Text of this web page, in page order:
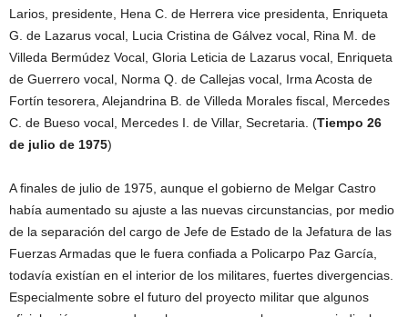
Larios, presidente, Hena C. de Herrera vice presidenta, Enriqueta
G. de Lazarus vocal, Lucia Cristina de Gálvez vocal, Rina M. de
Villeda Bermúdez Vocal, Gloria Leticia de Lazarus vocal, Enriqueta
de Guerrero vocal, Norma Q. de Callejas vocal, Irma Acosta de
Fortín tesorera, Alejandrina B. de Villeda Morales fiscal, Mercedes
C. de Bueso vocal, Mercedes I. de Villar, Secretaria. (Tiempo 26
de julio de 1975)
A finales de julio de 1975, aunque el gobierno de Melgar Castro
había aumentado su ajuste a las nuevas circunstancias, por medio
de la separación del cargo de Jefe de Estado de la Jefatura de las
Fuerzas Armadas que le fuera confiada a Policarpo Paz García,
todavía existían en el interior de los militares, fuertes divergencias.
Especialmente sobre el futuro del proyecto militar que algunos